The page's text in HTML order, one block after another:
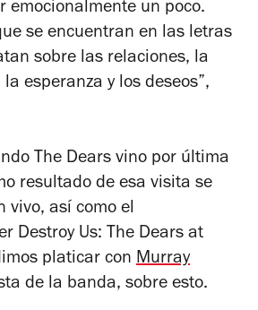
emocionalmente un poco.
se encuentran en las letras
sobre las relaciones, la
esperanza y los deseos”,
The Dears vino por última
resultado de esa visita se
vivo, así como el
Destroy Us: The Dears at
platicar con Murray
de la banda, sobre esto.